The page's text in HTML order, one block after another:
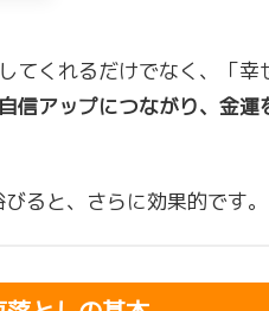
てくれるだけでなく、「幸
信アップにつながり、金運
ると、さらに効果的です。